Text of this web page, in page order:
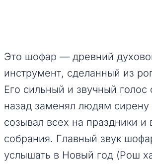
Это шофар — древний
инструмент, сделанный из
Его сильный и звучный голос
назад заменял людям сирену
созывал всех на праздники и
собрания. Главный звук
услышать в Новый год (Рош